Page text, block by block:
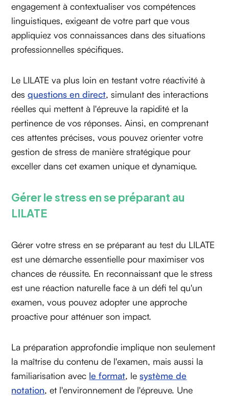
engagement à contextualiser vos compétences
linguistiques, exigeant de votre part que vous
appliquiez vos connaissances dans des situations
professionnelles spécifiques.
Le LILATE va plus loin en testant votre réactivité à
desquestions en direct, simulant des interactions
réelles qui mettent à l'épreuve la rapidité et la
pertinence de vos réponses. Ainsi, en comprenant
ces attentes précises, vous pouvez orienter votre
gestion de stress de manière stratégique pour
exceller dans cet examen unique et dynamique.
Gérer le stress en se préparant au
LILATE
Gérer votre stress en se préparant au test du LILATE
est une démarche essentielle pour maximiser vos
chances de réussite. En reconnaissant que le stress
est une réaction naturelle face à un défi tel qu'un
examen, vous pouvez adopter une approche
proactive pour atténuer son impact.
La préparation approfondie implique non seulement
la maîtrise du contenu de l'examen, mais aussi la
familiarisation avec le format, lesystème de
notation, et l'environnement de l'épreuve. Une